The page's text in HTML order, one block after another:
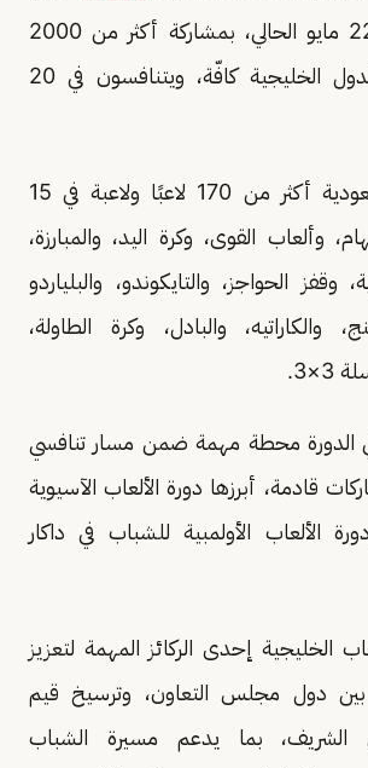
الفترة من 11 - 22 مايو الحالي، بمشاركة أكثر من 2000
رياضي يمثلون الدول الخليجية كافّة، ويتنافسون في 20
ويمثل فريق السعودية أكثر من 170 لاعبًا ولاعبة في 15
وألعاب القوى، وكرة اليد، والمبارزة،
وقفز الحواجز، والتايكوندو، والبلياردو
والكاراتيه، والبادل، وكرة الطاولة،
الدورة محطة مهمة ضمن مسار تنافسي
قادمة، أبرزها دورة الألعاب الآسيوية
2026، ودورة الألعاب الأولمبية للشباب في داكار
الخليجية إحدى الركائز المهمة لتعزيز
بين دول مجلس التعاون، وترسيخ قيم
الشريف، بما يدعم مسيرة الشباب